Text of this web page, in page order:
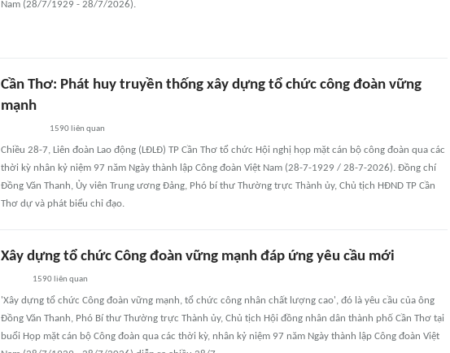
Nam (28/7/1929 - 28/7/2026).
Cần Thơ: Phát huy truyền thống xây dựng tổ chức công đoàn vững
mạnh
1590 liên quan
Chiều 28-7, Liên đoàn Lao động (LĐLĐ) TP Cần Thơ tổ chức Hội nghị họp mặt cán bộ công đoàn qua các
thời kỳ nhân kỷ niệm 97 năm Ngày thành lập Công đoàn Việt Nam (28-7-1929 / 28-7-2026). Đồng chí
Đồng Văn Thanh, Ủy viên Trung ương Đảng, Phó bí thư Thường trực Thành ủy, Chủ tịch HĐND TP Cần
Thơ dự và phát biểu chỉ đạo.
Xây dựng tổ chức Công đoàn vững mạnh đáp ứng yêu cầu mới
1590 liên quan
'Xây dựng tổ chức Công đoàn vững mạnh, tổ chức công nhân chất lượng cao', đó là yêu cầu của ông
Đồng Văn Thanh, Phó Bí thư Thường trực Thành ủy, Chủ tịch Hội đồng nhân dân thành phố Cần Thơ tại
buổi Họp mặt cán bộ Công đoàn qua các thời kỳ, nhân kỷ niệm 97 năm Ngày thành lập Công đoàn Việt